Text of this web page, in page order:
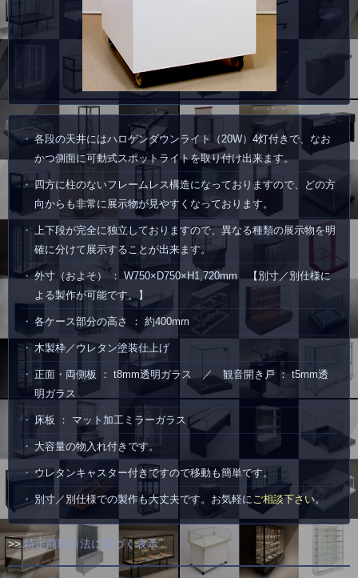
各段の天井にはハロゲンダウンライト（20W）4灯付きで、なお
かつ側面に可動式スポットライトを取り付け出来ます。
四方に柱のないフレームレス構造になっておりますので、どの方
向からも非常に展示物が見やすくなっております。
上下段が完全に独立しておりますので、異なる種類の展示物を明
確に分けて展示することが出来ます。
外寸（およそ） ： W750×D750×H1,720mm 【別寸／別仕様に
よる製作が可能です。】
各ケース部分の高さ ： 約400mm
木製枠／ウレタン塗装仕上げ
正面・両側板 ： t8mm透明ガラス ／ 観音開き戸 ： t5mm透
明ガラス
床板 ： マット加工ミラーガラス
大容量の物入れ付きです。
ウレタンキャスター付きですので移動も簡単です。
別寸／別仕様での製作も大丈夫です。お気軽にご相談下さい。
>>特定商取引法に基づく表示